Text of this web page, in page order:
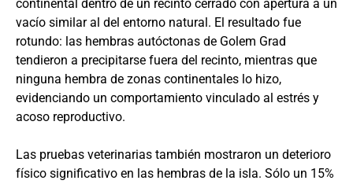
continental dentro de un recinto cerrado con apertura a un
vacío similar al del entorno natural. El resultado fue
rotundo: las hembras autóctonas de Golem Grad
tendieron a precipitarse fuera del recinto, mientras que
ninguna hembra de zonas continentales lo hizo,
evidenciando un comportamiento vinculado al estrés y
acoso reproductivo.
Las pruebas veterinarias también mostraron un deterioro
físico significativo en las hembras de la isla. Sólo un 15%